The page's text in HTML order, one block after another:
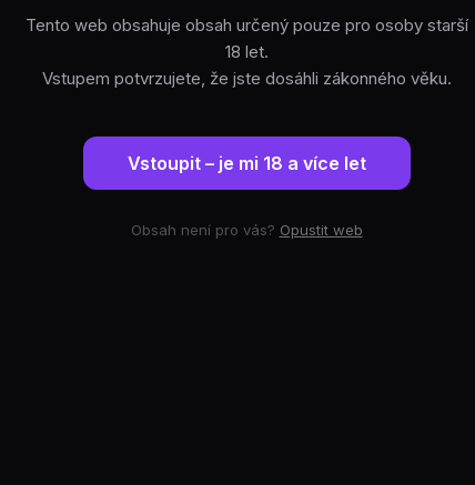
Tento web obsahuje obsah určený pouze pro osoby starší
18 let.
Vstupem potvrzujete, že jste dosáhli zákonného věku.
Vstoupit – je mi 18 a více let
Obsah není pro vás? Opustit web